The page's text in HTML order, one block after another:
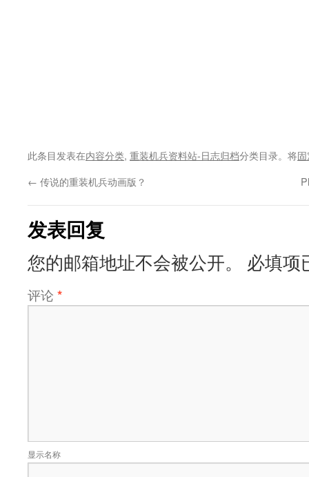
此条目发表在内容分类, 重装机兵资料站-日志归档分类目录。将
← 传说的重装机兵动画版？
发表回复
您的邮箱地址不会被公开。 必填项
评论 *
显示名称